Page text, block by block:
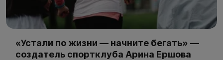
«Устали по жизни — начните бегать» —
создатель спортклуба Арина Ершова